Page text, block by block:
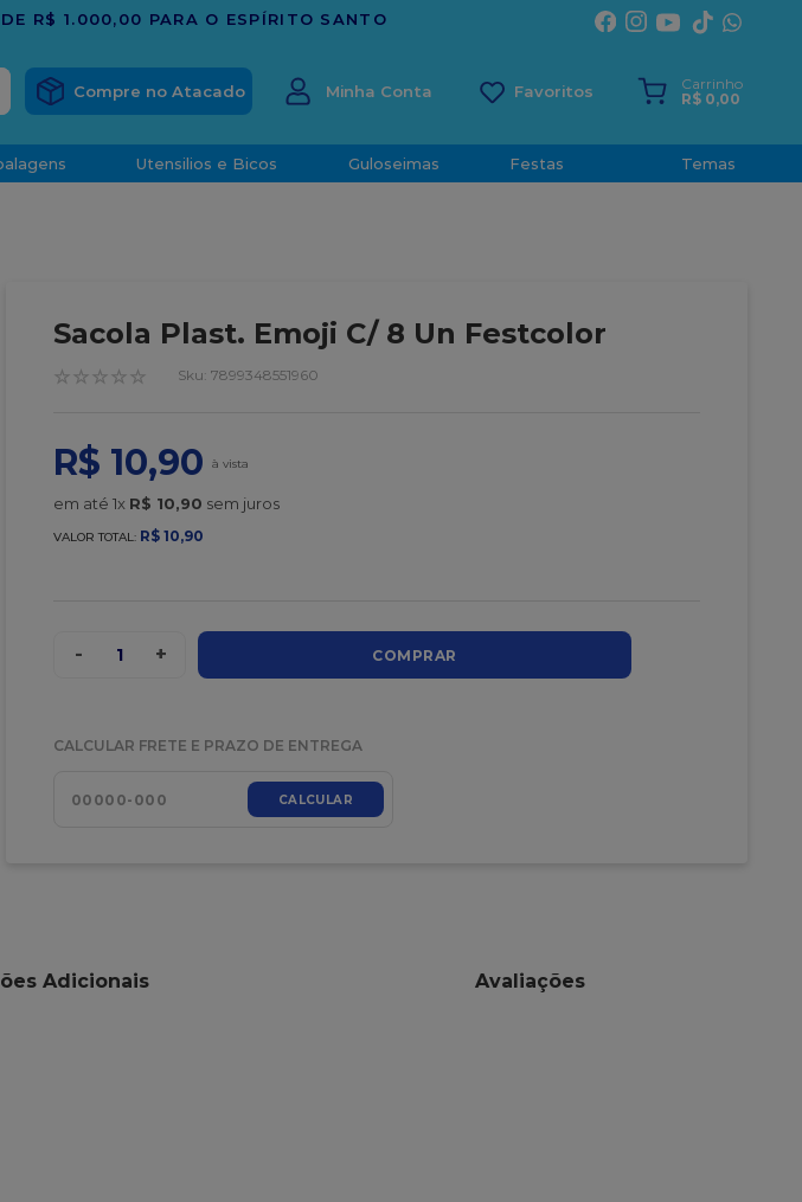
TRADIÇÃO E CONFIANÇA DESDE 2001
Minha Conta
Carrinho
R$ 0,00
Utensilios e Bicos Guloseimas Festas Temas
Sacola Plast. Emoji C/ 8 Un Festcolor
☆ ☆ ☆ ☆ ☆ : 7899348551960
R$ 10,90
em até 1x R$ 10,90 sem juros
VALOR TOTAL: R$ 10,90
- 1 + COMPRAR
CALCULAR FRETE E PRAZO DE ENTREGA
CALCULAR
Adicionais Avaliações